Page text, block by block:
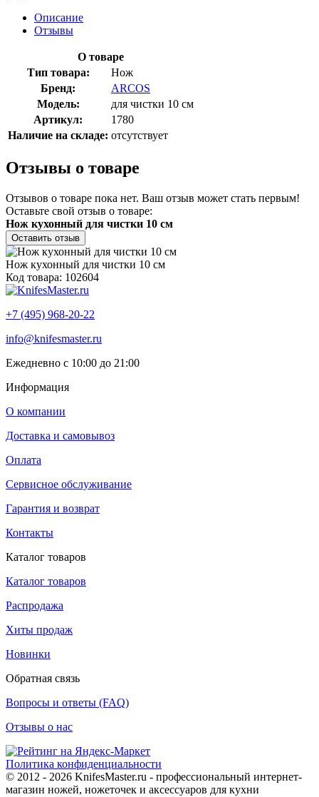
Описание
Отзывы
О товаре
Тип товара:
Нож
Бренд:
ARCOS
Модель:
для чистки 10 см
Артикул:
1780
Наличие на складе: отсутствует
Отзывы о товаре
Отзывов о товаре пока нет. Ваш отзыв может стать первым!
Оставьте свой отзыв о товаре:
Нож кухонный для чистки 10 см
Оставить отзыв
Нож кухонный для чистки 10 см
Код товара: 102604
+7 (495) 968-20-22
info@knifesmaster.ru
Ежедневно с 10:00 до 21:00
Информация
О компании
Доставка и самовывоз
Оплата
Сервисное обслуживание
Гарантия и возврат
Контакты
Каталог товаров
Каталог товаров
Распродажа
Хиты продаж
Новинки
Обратная связь
Вопросы и ответы (FAQ)
Отзывы о нас
Политика конфиденциальности
© 2012 - 2026 KnifesMaster.ru - профессиональный интернет-
магазин ножей, ножеточек и аксессуаров для кухни